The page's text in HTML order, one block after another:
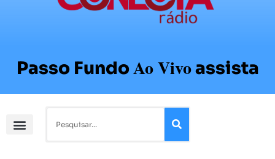
Passo FundoAo Vivoassista